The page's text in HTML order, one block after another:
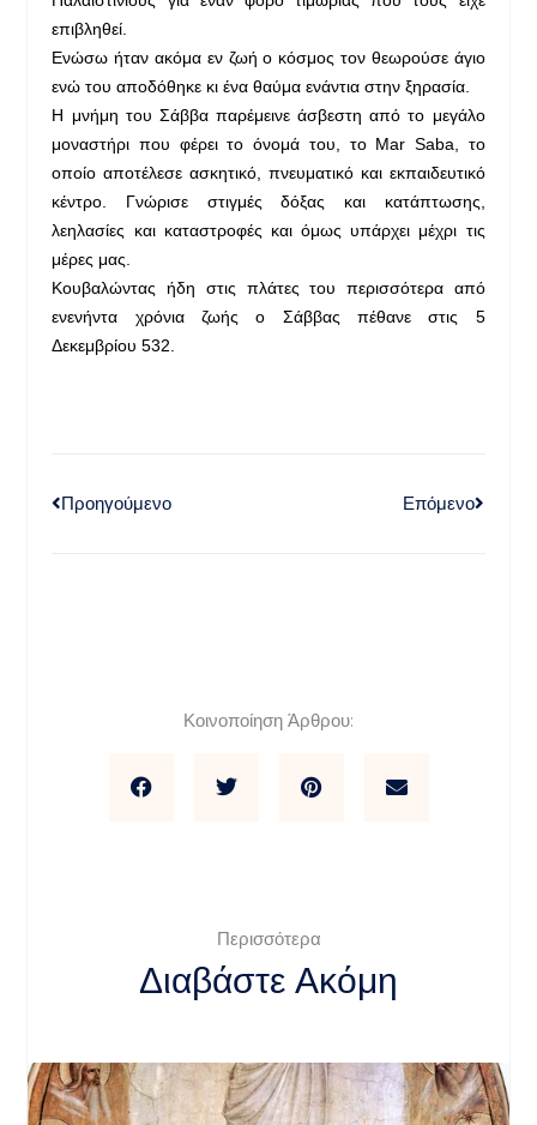
επιβληθεί.
Ενώσω ήταν ακόμα εν ζωή ο κόσμος τον θεωρούσε άγιο
ενώ του αποδόθηκε κι ένα θαύμα ενάντια στην ξηρασία.
Η μνήμη του Σάββα παρέμεινε άσβεστη από το μεγάλο
μοναστήρι που φέρει το όνομά του, το Mar Saba, το
οποίο αποτέλεσε ασκητικό, πνευματικό και εκπαιδευτικό
κέντρο. Γνώρισε στιγμές δόξας και κατάπτωσης,
λεηλασίες και καταστροφές και όμως υπάρχει μέχρι τις
μέρες μας.
Κουβαλώντας ήδη στις πλάτες του περισσότερα από
ενενήντα χρόνια ζωής ο Σάββας πέθανε στις 5
Δεκεμβρίου 532.
Προηγούμενο Επόμενο
Κοινοποίηση Άρθρου:
Περισσότερα
Διαβάστε Ακόμη